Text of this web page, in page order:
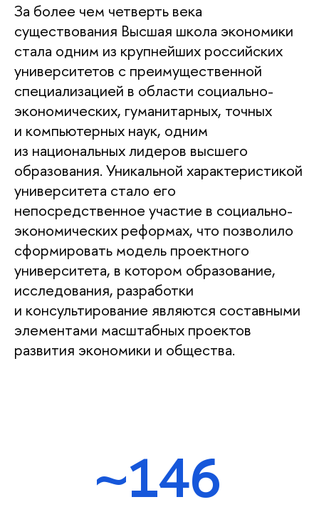
За более чем четверть века
существования Высшая школа экономики
стала одним из крупнейших российских
университетов с преимущественной
специализацией в области социально-
экономических, гуманитарных, точных
и компьютерных наук, одним
из национальных лидеров высшего
образования. Уникальной характеристикой
университета стало его
непосредственное участие в социально-
экономических реформах, что позволило
сформировать модель проектного
университета, в котором образование,
исследования, разработки
и консультирование являются составными
элементами масштабных проектов
развития экономики и общества.
~146